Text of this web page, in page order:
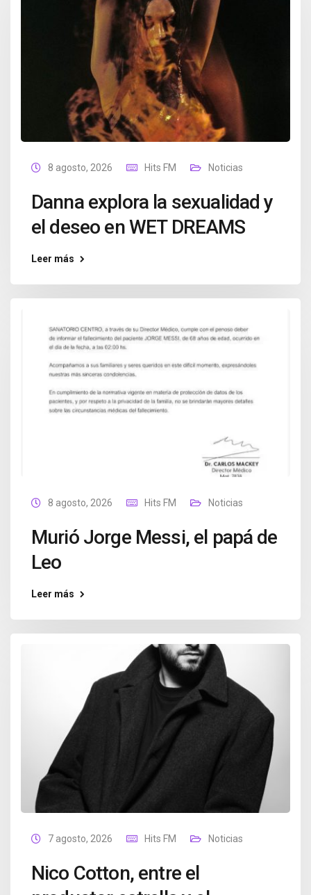
8 agosto, 2026 Hits FM Noticias
Danna explora la sexualidad y
el deseo en WET DREAMS
Leer más
8 agosto, 2026 Hits FM Noticias
Murió Jorge Messi, el papá de
Leo
Leer más
7 agosto, 2026 Hits FM Noticias
Nico Cotton, entre el